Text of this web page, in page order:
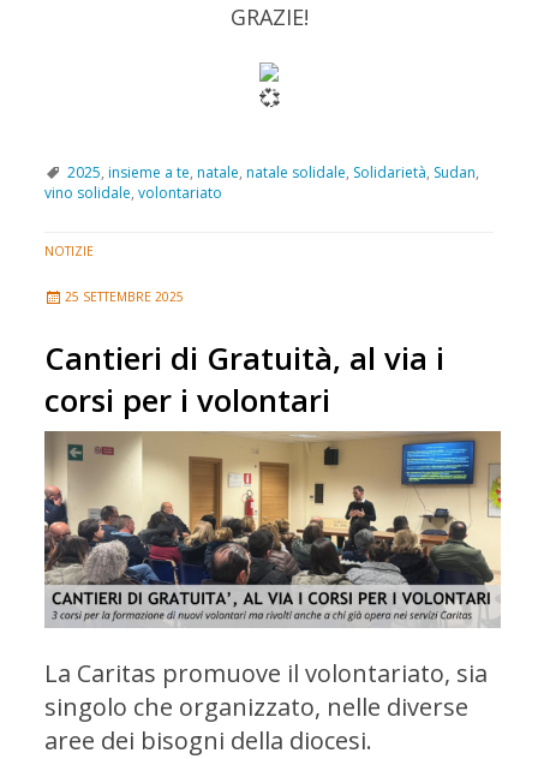
GRAZIE!
2025,insieme a te,natale,natale solidale, Solidarietà, Sudan,
vino solidale,volontariato
NOTIZIE
25 SETTEMBRE 2025
Cantieri di Gratuità, al via i
corsi per i volontari
La Caritas promuove il volontariato, sia
singolo che organizzato, nelle diverse
aree dei bisogni della diocesi.